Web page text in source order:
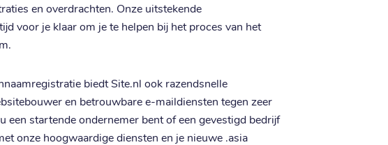
en overdrachten. Onze uitstekende
voor je klaar om je te helpen bij het proces van het
biedt Site.nl ook razendsnelle
en betrouwbare e-maildiensten tegen zeer
een startende ondernemer bent of een gevestigd bedrijf
onze hoogwaardige diensten en je nieuwe .asia